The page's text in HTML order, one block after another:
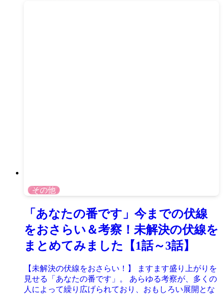
その他
「あなたの番です」今までの伏線
をおさらい＆考察！未解決の伏線を
まとめてみました【1話～3話】
【未解決の伏線をおさらい！】 ますます盛り上がりを
見せる「あなたの番です」。 あらゆる考察が、多くの
人によって繰り広げられており、おもしろい展開とな